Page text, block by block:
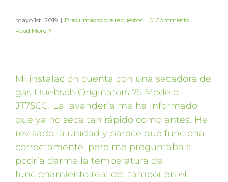
mayo 1st, 2019 | Preguntas sobre repuestos | 0 Comments
Read More
Mi instalación cuenta con una secadora de
gas Huebsch Originators 75 Modelo
JT75CG. La lavandería me ha informado
que ya no seca tan rápido como antes. He
revisado la unidad y parece que funciona
correctamente, pero me preguntaba si
podría darme la temperatura de
funcionamiento real del tambor en el